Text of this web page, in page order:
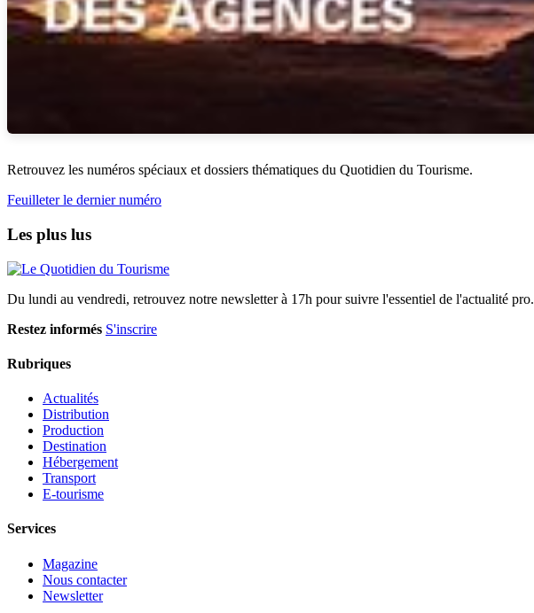
Retrouvez les numéros spéciaux et dossiers thématiques du Quotidien du Tourisme.
Feuilleter le dernier numéro
Les plus lus
Du lundi au vendredi, retrouvez notre newsletter à 17h pour suivre l'essentiel de l'actualité pro.
Restez informés S'inscrire
Rubriques
Actualités
Distribution
Production
Destination
Hébergement
Transport
E-tourisme
Services
Magazine
Nous contacter
Newsletter